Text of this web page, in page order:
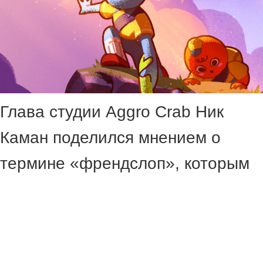
Глава студии Aggro Crab Ник
Каман поделился мнением о
термине «френдслоп», которым